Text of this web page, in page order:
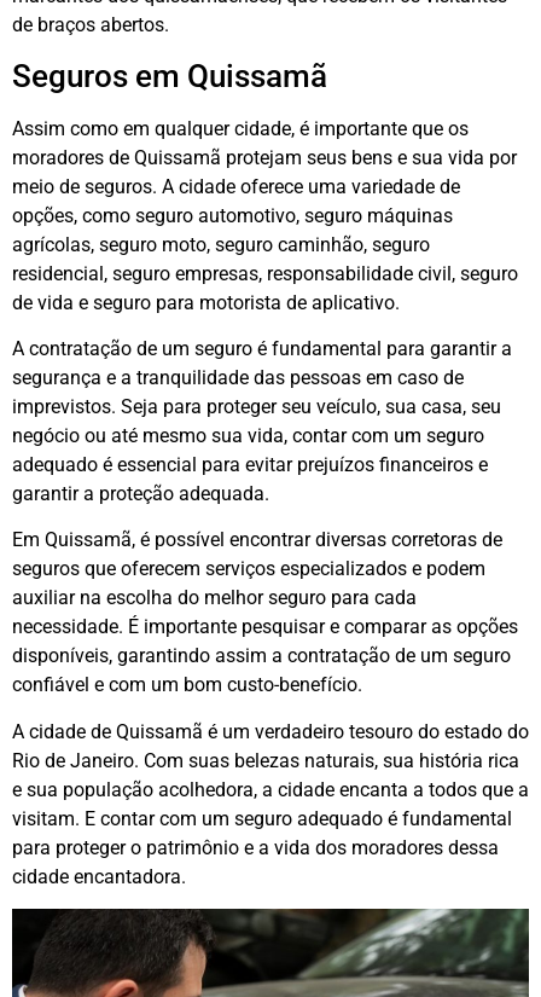
de braços abertos.
Seguros em Quissamã
Assim como em qualquer cidade, é importante que os
moradores de Quissamã protejam seus bens e sua vida por
meio de seguros. A cidade oferece uma variedade de
opções, como seguro automotivo, seguro máquinas
agrícolas, seguro moto, seguro caminhão, seguro
residencial, seguro empresas, responsabilidade civil, seguro
de vida e seguro para motorista de aplicativo.
A contratação de um seguro é fundamental para garantir a
segurança e a tranquilidade das pessoas em caso de
imprevistos. Seja para proteger seu veículo, sua casa, seu
negócio ou até mesmo sua vida, contar com um seguro
adequado é essencial para evitar prejuízos financeiros e
garantir a proteção adequada.
Em Quissamã, é possível encontrar diversas corretoras de
seguros que oferecem serviços especializados e podem
auxiliar na escolha do melhor seguro para cada
necessidade. É importante pesquisar e comparar as opções
disponíveis, garantindo assim a contratação de um seguro
confiável e com um bom custo-benefício.
A cidade de Quissamã é um verdadeiro tesouro do estado do
Rio de Janeiro. Com suas belezas naturais, sua história rica
e sua população acolhedora, a cidade encanta a todos que a
visitam. E contar com um seguro adequado é fundamental
para proteger o patrimônio e a vida dos moradores dessa
cidade encantadora.